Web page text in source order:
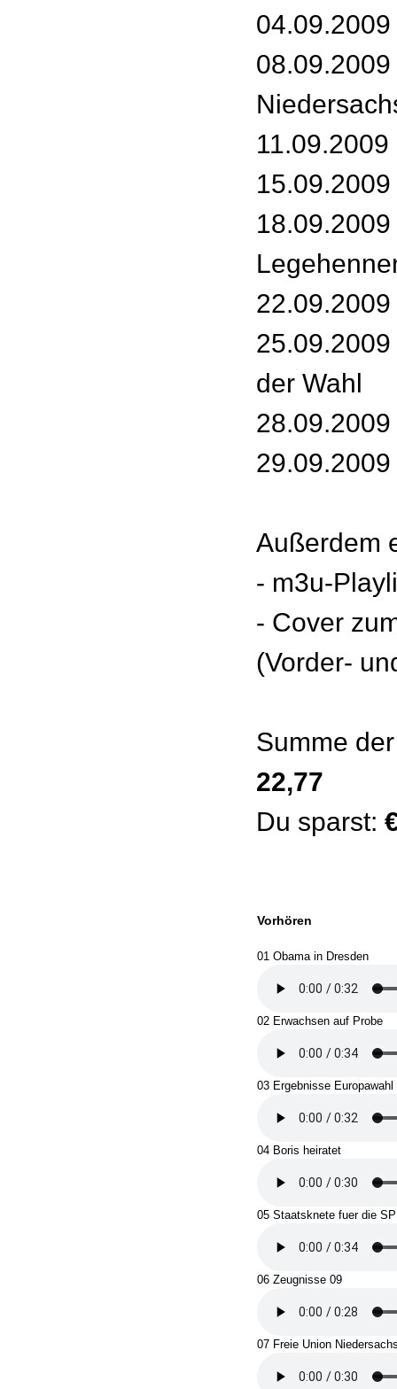
11.09.2009
der Wahl
Außerdem
- m3u-
- Cover
(Vorder-
Summe
22,77
Du sparst:
Vorhören
01 Obama in Dresden
02 Erwachsen auf Probe
03 Ergebnisse Europawahl
04 Boris heiratet
05 Staatsknete fuer die
06 Zeugnisse 09
07 Freie Union